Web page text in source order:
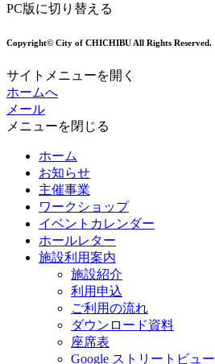
PC版に切り替える
Copyright© City of CHICHIBU All Rights Reserved.
サイトメニューを開く
ホームへ
メール
メニューを閉じる
ホーム
お知らせ
主催事業
ワークショップ
イベントカレンダー
ホールレター
施設利用案内
施設紹介
利用申込
ご利用の流れ
ダウンロード資料
座席表
Google ストリートビュー